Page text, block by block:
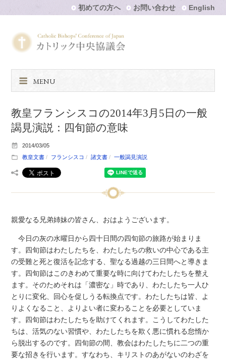
初めての方へ お問い合わせ English
MENU
教皇フランシスコの2014年3月5日の一般
謁見演説：四旬節の意味
2014/03/05
教皇文書
フランシスコ 諸文書 一般謁見演説
親愛なる兄弟姉妹の皆さん、おはようございます。
今日の灰の水曜日から四十日間の四旬節の旅路が始まりま
す。四旬節はわたしたちを、わたしたちの救いの中心である主
の受難と死と復活を記念する、聖なる過越の三日間へと導きま
す。四旬節はこのきわめて重要な時に向けてわたしたちを整え
ます。そのためそれは「濃密な」時であり、わたしたち一人ひ
とりに変化、回心を促しうる転換点です。わたしたちは皆、よ
りよくなること、よりよい者に変わることを必要としていま
す。四旬節はわたしたちを助けてくれます。こうしてわたした
ちは、活気のない習慣や、わたしたちを欺く悪に慣れる怠惰か
ら脱出するのです。四旬節の間、教会はわたしたちに二つの重
要な招きを行います。すなわち、キリストのあがないのわざを